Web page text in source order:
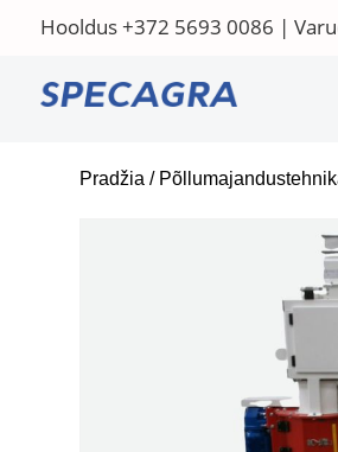
Hooldus+372 5693 0086 |
Pradžia /